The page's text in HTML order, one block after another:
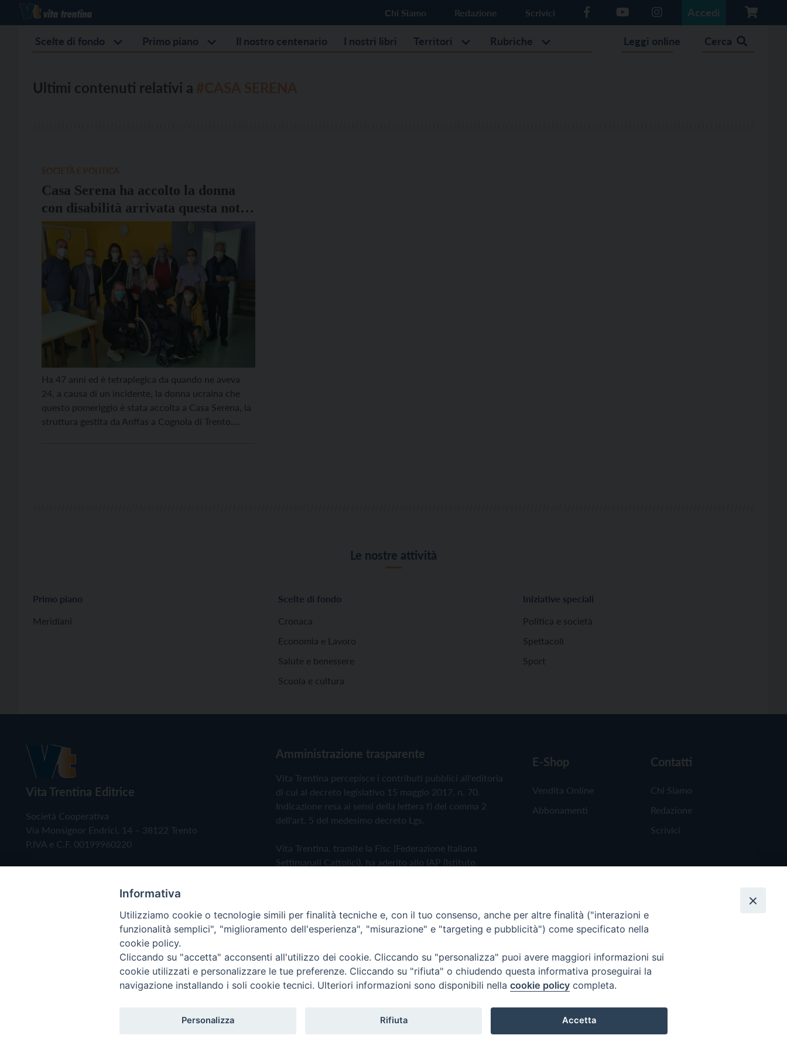
Chi Siamo Redazione Scrivici Accedi
Scelte di fondo Primo piano Il nostro centenario I nostri libri Territori Rubriche Leggi online Cerca
Ultimi contenuti relativi a
Casa Serena ha accolto la donna
con disabilità arrivata questa notte
dall’Ucraina: “Vi ringrazio di
cuore per la gentilezza”
Ha 47 anni ed è tetraplegica da quando ne aveva
24, a causa di un incidente, la donna ucraina che
questo pomeriggio è stata accolta a Casa Serena, la
struttura gestita da Anffas a Cognola di Trento.
Le nostre attività
Primo piano
Meridiani
Scelte di fondo
Cronaca
Economia e Lavoro
Salute e benessere
Scuola e cultura
Iniziative speciali
Politica e società
Spettacoli
Sport
Vita Trentina Editrice
Società Cooperativa
Via Monsignor Endrici, 14 – 38122 Trento
P.IVA e C.F. 00199960220
Amministrazione trasparente
Vita Trentina percepisce i contributi pubblici all'editoria
di cui al decreto legislativo 15 maggio 2017, n. 70.
Indicazione resa ai sensi della lettera f) del comma 2
dell'art. 5 del medesimo decreto Lgs.
Vita Trentina, tramite la Fisc (Federazione Italiana
Settimanali Cattolici), ha aderito allo IAP (Istituto
Privacy Policy Cookie Policy
E-Shop
Vendita Online
Abbonamenti
Contatti
Chi Siamo
Redazione
Scrivici
Copyright © 2019 - Tutti i diritti riservati - Vita Trentina Editrice
Informativa
Utilizziamo cookie o tecnologie simili per finalità tecniche e, con il tuo consenso, anche per altre finalità ("interazioni e
funzionalità semplici", "miglioramento dell'esperienza", "misurazione" e "targeting e pubblicità") come specificato nella
cookie policy.
Cliccando su "accetta" acconsenti all'utilizzo dei cookie. Cliccando su "personalizza" puoi avere maggiori informazioni sui
cookie utilizzati e personalizzare le tue preferenze. Cliccando su "rifiuta" o chiudendo questa informativa proseguirai la
navigazione installando i soli cookie tecnici. Ulteriori informazioni sono disponibili nella cookie policy completa.
Personalizza Rifiuta Accetta